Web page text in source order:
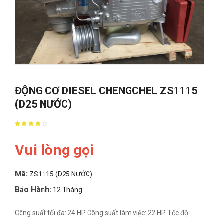
ĐỘNG CƠ DIESEL CHENGCHEL ZS1115
(D25 NƯỚC)
Vui lòng gọi
Mã: ZS1115 (D25 NƯỚC)
Bảo Hành: 12 Tháng
Công suất tối đa: 24 HP Công suất làm việc: 22 HP Tốc độ: